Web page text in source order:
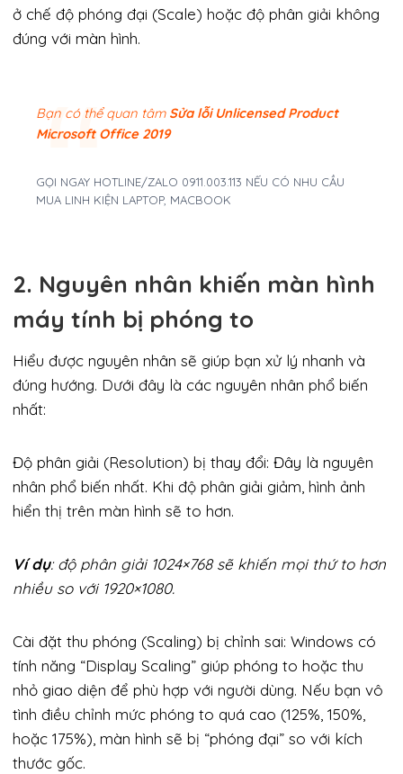
ở chế độ phóng đại (Scale) hoặc độ phân giải không
đúng với màn hình.
Bạn có thể quan tâm Sửa lỗi Unlicensed Product
Microsoft Office 2019
GỌI NGAY HOTLINE/ZALO 0911.003.113 NẾU CÓ NHU CẦU
MUA LINH KIỆN LAPTOP, MACBOOK
2. Nguyên nhân khiến màn hình
máy tính bị phóng to
Hiểu được nguyên nhân sẽ giúp bạn xử lý nhanh và
đúng hướng. Dưới đây là các nguyên nhân phổ biến
nhất:
Độ phân giải (Resolution) bị thay đổi: Đây là nguyên
nhân phổ biến nhất. Khi độ phân giải giảm, hình ảnh
hiển thị trên màn hình sẽ to hơn.
Ví dụ: độ phân giải 1024×768 sẽ khiến mọi thứ to hơn
nhiều so với 1920×1080.
Cài đặt thu phóng (Scaling) bị chỉnh sai: Windows có
tính năng “Display Scaling” giúp phóng to hoặc thu
nhỏ giao diện để phù hợp với người dùng. Nếu bạn vô
tình điều chỉnh mức phóng to quá cao (125%, 150%,
hoặc 175%), màn hình sẽ bị “phóng đại” so với kích
thước gốc.